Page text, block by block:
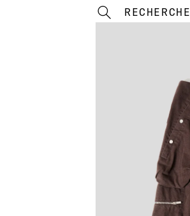
RECHERCHE